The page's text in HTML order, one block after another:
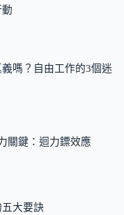
嗎？自由工作的3個迷
關鍵：迴力鏢效應
大要訣